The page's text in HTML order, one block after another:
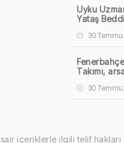
Uyku
Yataş
30
Takımı,
30
içeriklerle ilgili telif hakları